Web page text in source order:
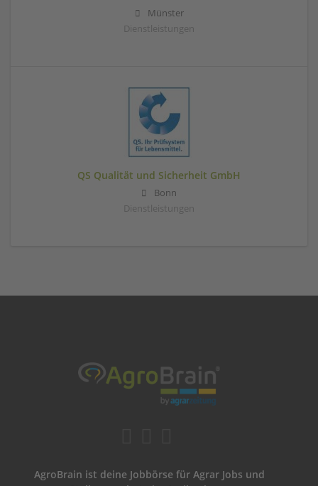
Münster
Dienstleistungen
QS Qualität und Sicherheit GmbH
Bonn
Dienstleistungen
AgroBrain ist deine Jobbörse für Agrar Jobs und